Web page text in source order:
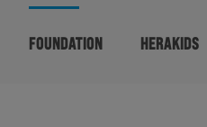
FOUNDATION HERAKIDS